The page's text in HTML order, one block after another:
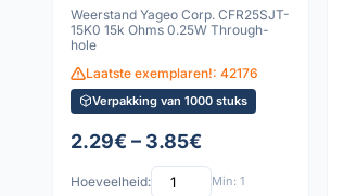
Weerstand Yageo Corp. CFR25SJT-
15K0 15k Ohms 0.25W Through-
hole
Laatste exemplaren!: 42176
Verpakking van 1000 stuks
2.29€ – 3.85€
Hoeveelheid: Min: 1